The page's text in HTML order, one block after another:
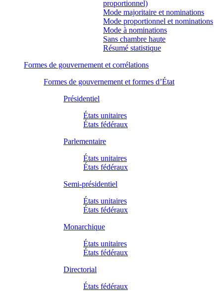
proportionnel)
Mode majoritaire et nominations
Mode proportionnel et nominations
Mode à nominations
Sans chambre haute
Résumé statistique
Formes de gouvernement et corrélations
Formes de gouvernement et formes d’État
Présidentiel
États unitaires
États fédéraux
Parlementaire
États unitaires
États fédéraux
Semi-présidentiel
États unitaires
États fédéraux
Monarchique
États unitaires
États fédéraux
Directorial
États fédéraux